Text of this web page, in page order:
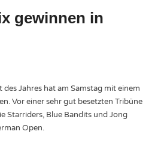
gewinnen in
Jahres hat am Samstag mit einem
Vor einer sehr gut besetzten Tribüne
Starriders, Blue Bandits und Jong
Open.